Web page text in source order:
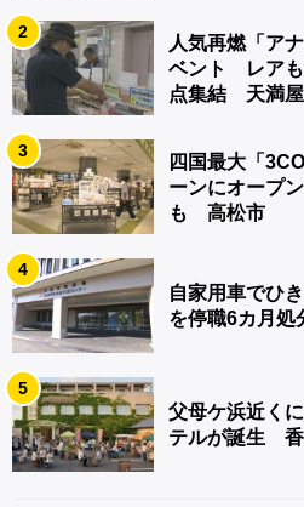
2
人気再燃「ア
ベント レア
点集結 天満
3
四国最大「
ーンにオープ
も 高松市
4
自家用車でひ
を停職6カ月
5
父母ケ浜近く
テルが誕生 香